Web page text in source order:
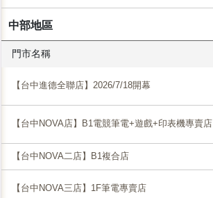
中部地區
門市名稱
【台中進德全聯店】2026/7/18開幕
【台中NOVA店】B1電競筆電+遊戲+印表機專賣店
【台中NOVA二店】B1複合店
【台中NOVA三店】1F筆電專賣店